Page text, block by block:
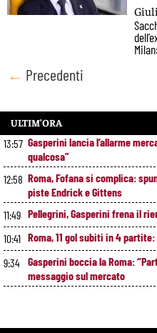
Posts
navigation
← Precedenti
ULTIM’ORA
13:57 Gasperini lancia l’allarme
qualcosa”
12:58 Roma, Fofana si complica:
piste Endrick e Gittens
11:49 Pellegrini, Gasperini frena il
10:41 Roma, 11 gol subiti in 4
9:34 Gasperini boccia la Roma:
messaggio sul mercato